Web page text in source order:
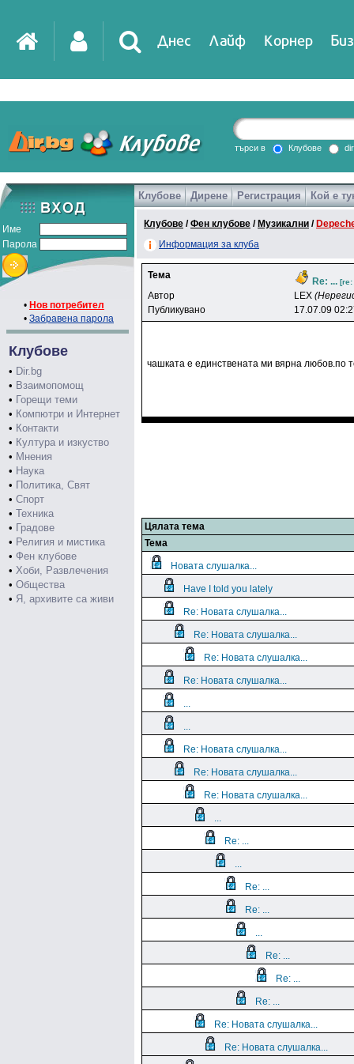
Днес Лайф Корнер
DirTV Impressio
Games
търси в Клубове
Име
Парола
• Нов потребител
• Забравена парола
Клубове
• Dir.bg
• Взаимопомощ
• Горещи теми
• Компютри и Интернет
• Контакти
• Култура и изкуство
• Мнения
• Наука
• Политика, Свят
• Спорт
• Техника
• Градове
• Религия и мистика
• Фен клубове
• Хоби, Развлечения
• Общества
• Я, архивите са живи
Клубове Дирене Регистрация Кой е
Клубове /Фен клубове / Музикални /
Информация за клуба
Тема
Re: ... [re:
Автор LEX
Публикувано
17.07.09
чашката е единствената ми вярна любов.по
Цялата тема
Тема
Новата слушалка...
Have I told you lately
Re: Новата слушалка...
Re: Новата слушалка...
Re: Новата слушалка...
Re: Новата слушалка...
...
...
Re: Новата слушалка...
Re: Новата слушалка...
Re: Новата слушалка...
...
Re: ...
...
Re: ...
Re: ...
...
Re: ...
Re: ...
Re: ...
Re: Новата слушалка...
Re: Новата слушалка...